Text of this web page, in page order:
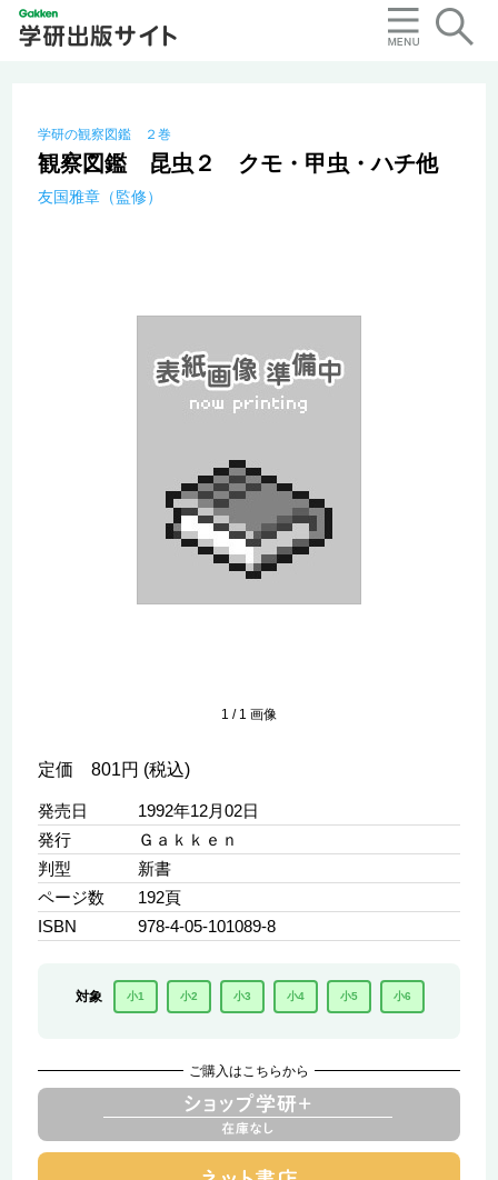
学研の観察図鑑 ２巻
観察図鑑 昆虫２ クモ・甲虫・ハチ他
友国雅章（監修）
1 / 1 画像
定価 801円 (税込)
発売日
1992年12月02日
発行
Ｇａｋｋｅｎ
判型
新書
ページ数
192頁
ISBN
978-4-05-101089-8
対象 小1 小2 小3 小4 小5 小6
ご購入はこちらから